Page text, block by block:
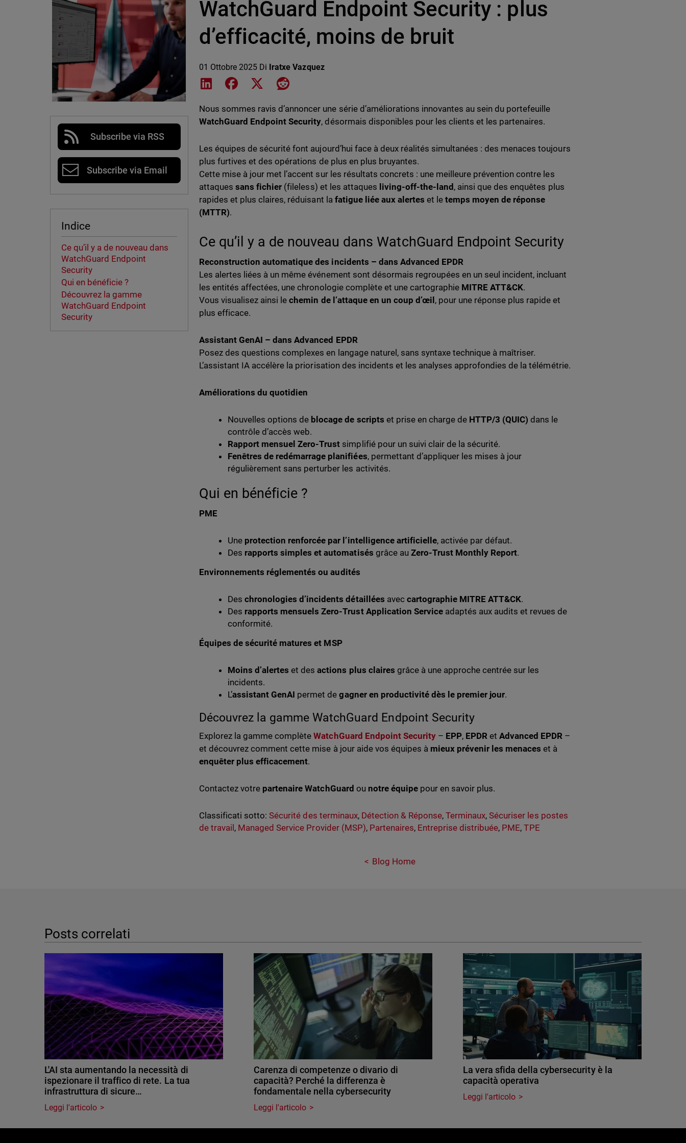
Subscribe via RSS
Subscribe via Email
Indice
Ce qu’il y a de nouveau dans
WatchGuard Endpoint
Security
Qui en bénéficie ?
Découvrez la gamme
WatchGuard Endpoint
Security
WatchGuard Endpoint Security : plus
d’efficacité, moins de bruit
01 Ottobre 2025 Di Iratxe Vazquez
Share on LinkedIn
Share on Facebook
Share on XShare on Reddit
Nous sommes ravis d’annoncer une série d’améliorations innovantes au sein du portefeuille
WatchGuard Endpoint Security, désormais disponibles pour les clients et les partenaires.
Les équipes de sécurité font aujourd’hui face à deux réalités simultanées : des menaces toujours
plus furtives et des opérations de plus en plus bruyantes.
Cette mise à jour met l’accent sur les résultats concrets : une meilleure prévention contre les
attaquessans fichier (fileless) et les attaques living-off-the-land , ainsi que des enquêtes plus
rapides et plus claires, réduisant la fatigue liée aux alertes et letemps moyen de réponse
(MTTR).
Ce qu’il y a de nouveau dans WatchGuard Endpoint Security
Reconstruction automatique des incidents – dans Advanced EPDR
Les alertes liées à un même événement sont désormais regroupées en un seul incident, incluant
les entités affectées, une chronologie complète et une cartographie MITRE ATT&CK.
Vous visualisez ainsi lechemin de l’attaque en un coup d’œil , pour une réponse plus rapide et
plus efficace.
Assistant GenAI – dans Advanced EPDR
Posez des questions complexes en langage naturel, sans syntaxe technique à maîtriser.
L’assistant IA accélère la priorisation des incidents et les analyses approfondies de la télémétrie.
Améliorations du quotidien
Nouvelles options de blocage de scripts et prise en charge de HTTP/3 (QUIC) dans le
contrôle d’accès web.
Rapport mensuel Zero-Trust simplifié pour un suivi clair de la sécurité.
Fenêtres de redémarrage planifiées, permettant d’appliquer les mises à jour
régulièrement sans perturber les activités.
Qui en bénéficie ?
PME
Une protection renforcée par l’intelligence artificielle, activée par défaut.
Des rapports simples et automatisés grâce au Zero-Trust Monthly Report.
Environnements réglementés ou audités
Deschronologies d’incidents détaillées avec cartographie MITRE ATT&CK.
Des rapports mensuels Zero-Trust Application Serviceadaptés aux audits et revues de
conformité.
Équipes de sécurité matures et MSP
Moins d’alertes et desactions plus claires grâce à une approche centrée sur les
incidents.
L’assistant GenAI permet degagner en productivité dès le premier jour.
Découvrez la gamme WatchGuard Endpoint Security
Explorez la gamme complèteWatchGuard Endpoint Security– EPP, EPDR etAdvanced EPDR –
et découvrez comment cette mise à jour aide vos équipes à mieux prévenir les menaces et à
enquêter plus efficacement.
Contactez votre partenaire WatchGuard ou notre équipepour en savoir plus.
Classificati sotto: Sécurité des terminaux, Détection & Réponse,Terminaux,Sécuriser les postes
de travail , Managed Service Provider (MSP), Partenaires, Entreprise distribuée, PME,TPE
Blog Home
Posts correlati
L'AI sta aumentando la necessità di
ispezionare il traffico di rete. La tua
infrastruttura di sicure…
Leggi l'articolo
Carenza di competenze o divario di
capacità? Perché la differenza è
fondamentale nella cybersecurity
Leggi l'articolo
La vera sfida della cybersecurity è la
capacità operativa
Leggi l'articolo